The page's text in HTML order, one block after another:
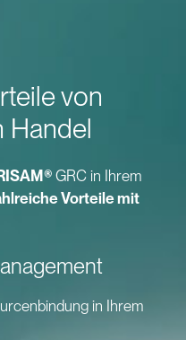
von
Handel
GRC in Ihrem
Vorteile mit
in Ihrem